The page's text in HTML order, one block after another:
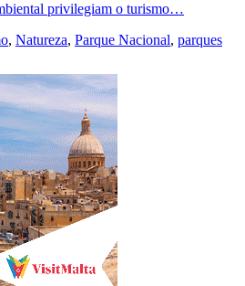
privilegiam o turismo…
, Natureza, Parque Nacional, parques